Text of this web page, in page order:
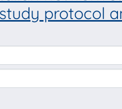
protocol